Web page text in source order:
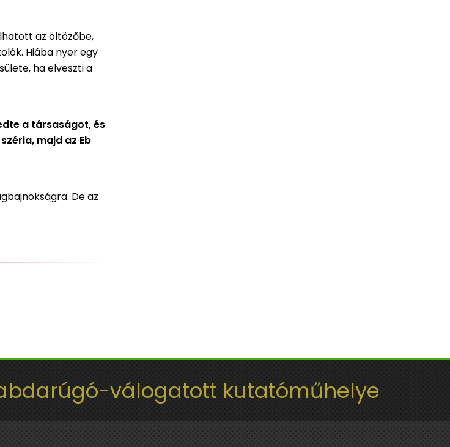
az öltözőbe,
Hiába nyer egy
ha elveszti a
a társaságot, és
majd az Eb
De az
válogatott kutatóműhelye